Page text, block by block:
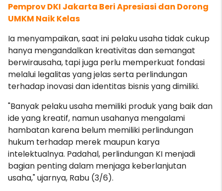
Pemprov DKI Jakarta Beri Apresiasi dan Dorong
UMKM Naik Kelas
Ia menyampaikan, saat ini pelaku usaha tidak cukup
hanya mengandalkan kreativitas dan semangat
berwirausaha, tapi juga perlu memperkuat fondasi
melalui legalitas yang jelas serta perlindungan
terhadap inovasi dan identitas bisnis yang dimiliki.
"Banyak pelaku usaha memiliki produk yang baik dan
ide yang kreatif, namun usahanya mengalami
hambatan karena belum memiliki perlindungan
hukum terhadap merek maupun karya
intelektualnya. Padahal, perlindungan KI menjadi
bagian penting dalam menjaga keberlanjutan
usaha," ujarnya, Rabu (3/6).